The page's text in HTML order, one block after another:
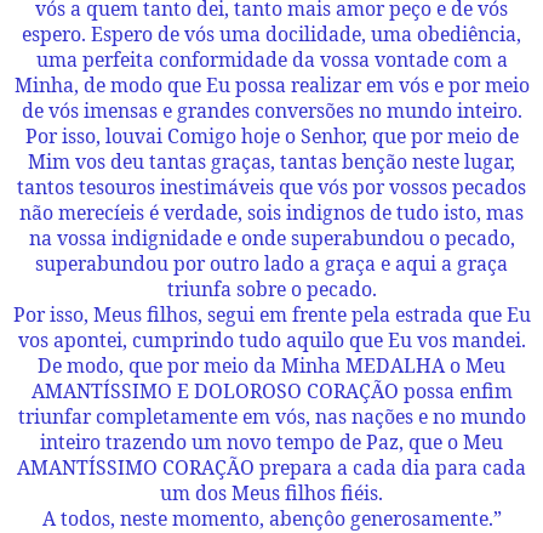
vós a quem tanto dei, tanto mais amor peço e de vós
espero. Espero de vós uma docilidade, uma obediência,
uma perfeita conformidade da vossa vontade com a
Minha, de modo que Eu possa realizar em vós e por meio
de vós imensas e grandes conversões no mundo inteiro.
Por isso, louvai Comigo hoje o Senhor, que por meio de
Mim vos deu tantas graças, tantas benção neste lugar,
tantos tesouros inestimáveis que vós por vossos pecados
não merecíeis é verdade, sois indignos de tudo isto, mas
na vossa indignidade e onde superabundou o pecado,
superabundou por outro lado a graça e aqui a graça
triunfa sobre o pecado.
Por isso, Meus filhos, segui em frente pela estrada que Eu
vos apontei, cumprindo tudo aquilo que Eu vos mandei.
De modo, que por meio da Minha MEDALHA o Meu
AMANTÍSSIMO E DOLOROSO CORAÇÃO possa enfim
triunfar completamente em vós, nas nações e no mundo
inteiro trazendo um novo tempo de Paz, que o Meu
AMANTÍSSIMO CORAÇÃO prepara a cada dia para cada
um dos Meus filhos fiéis.
A todos, neste momento, abençôo generosamente.”